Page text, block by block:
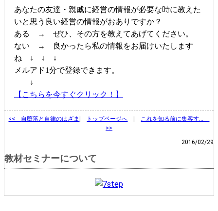
あなたの友達・親戚に経営の情報が必要な時に教えた
いと思う良い経営の情報がおありですか？
ある → ぜひ、その方を教えてあげてください。
ない → 良かったら私の情報をお届けいたします
ね ↓ ↓ ↓
メルアド1分で登録できます。
↓
【こちらを今すぐクリック！】
<< 自堕落と自律のはざま | トップページへ |
これを知る前に集客す…
>>
2016/02/29
教材セミナーについて